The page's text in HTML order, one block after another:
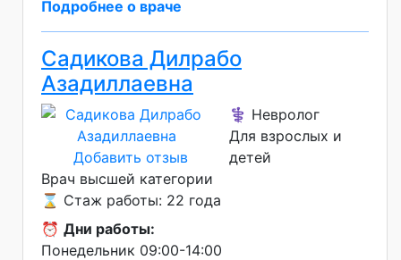
Подробнее о враче
Садикова Дилрабо
Азадиллаевна
Добавить отзыв
⚕️ Невролог
Для взрослых и
детей
Врач высшей категории
⌛ Стаж работы: 22 года
⏰ Дни работы:
Понедельник 09:00-14:00